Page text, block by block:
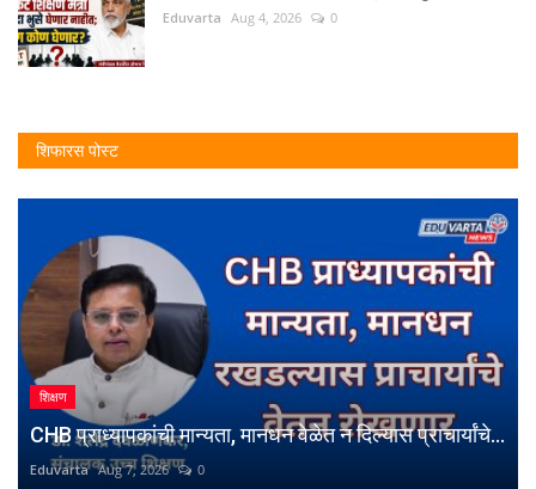
Eduvarta Aug 4, 2026 0
शिफारस पोस्ट
शिक्षण
CHB प्राध्यापकांची मान्यता, मानधन वेळेत न दिल्यास प्राचार्यांचे...
Eduvarta Aug 7, 2026 0